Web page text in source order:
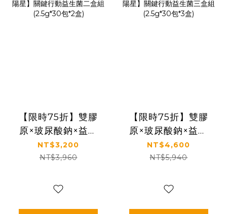
【限時75折】雙膠
原×玻尿酸鈉×益生
菌 配方升級｜【太
陽星】關鍵行動益
(2.5g*30包*2盒)
NT$3,200
NT$3,960
【限時75折】雙膠
原×玻尿酸鈉×益生
菌 配方升級｜【太
陽星】關鍵行動益
(2.5g*30包*3盒)
NT$4,600
NT$5,940